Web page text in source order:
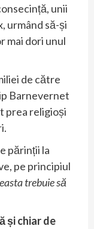
unii
urmând să-și
mai dori unul
de către
Barnevernet
prea religioși
părinții la
pe principiul
trebuie să
și chiar de